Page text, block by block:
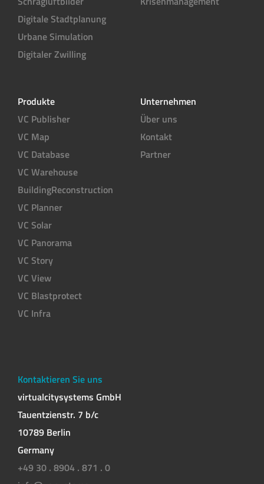
Digitale Stadtplanung
Urbane Simulation
Digitaler Zwilling
Produkte
VC Publisher
VC Map
VC Database
VC Warehouse
BuildingReconstruction
VC Planner
VC Solar
VC Panorama
VC Story
VC View
VC Blastprotect
VC Infra
Unternehmen
Über uns
Kontakt
Partner
Kontaktieren Sie uns
virtualcitysystems GmbH
Tauentzienstr. 7 b/c
10789 Berlin
Germany
+49 30 . 8904 . 871 . 0